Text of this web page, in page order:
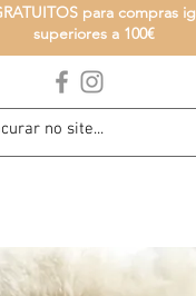
para compras
superiores a 100€